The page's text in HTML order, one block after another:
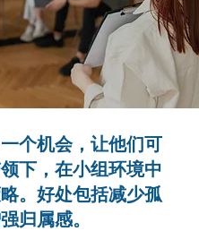
个机会，让他们可
下，在小组环境中
。好处包括减少孤
归属感。